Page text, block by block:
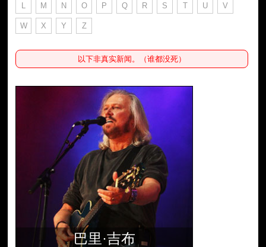
L M N O P Q R S T U V
W X Y Z
以下非真实新闻。（谁都没死）
巴里·吉布